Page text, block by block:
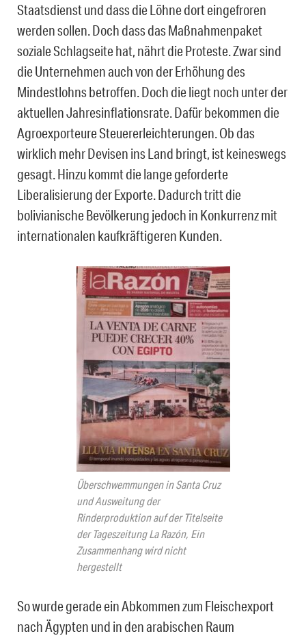
Staatsdienst und dass die Löhne dort eingefroren
werden sollen. Doch dass das Maßnahmenpaket
soziale Schlagseite hat, nährt die Proteste. Zwar sind
die Unternehmen auch von der Erhöhung des
Mindestlohns betroffen. Doch die liegt noch unter der
aktuellen Jahresinflationsrate. Dafür bekommen die
Agroexporteure Steuererleichterungen. Ob das
wirklich mehr Devisen ins Land bringt, ist keineswegs
gesagt. Hinzu kommt die lange geforderte
Liberalisierung der Exporte. Dadurch tritt die
bolivianische Bevölkerung jedoch in Konkurrenz mit
internationalen kaufkräftigeren Kunden.
Überschwemmungen in Santa Cruz
und Ausweitung der
Rinderproduktion auf der Titelseite
der Tageszeitung La Razón, Ein
Zusammenhang wird nicht
hergestellt
So wurde gerade ein Abkommen zum Fleischexport
nach Ägypten und in den arabischen Raum